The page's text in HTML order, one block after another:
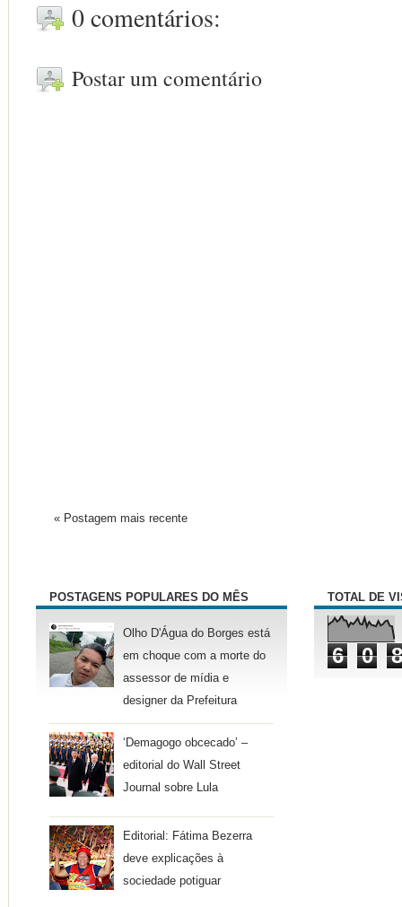
0 comentários:
Postar um comentário
« Postagem mais recente
POSTAGENS POPULARES DO MÊS
Olho D'Água do Borges está
em choque com a morte do
assessor de mídia e
designer da Prefeitura
‘Demagogo obcecado’ –
editorial do Wall Street
Journal sobre Lula
Editorial: Fátima Bezerra
deve explicações à
sociedade potiguar
TOTAL DE
6 0 8